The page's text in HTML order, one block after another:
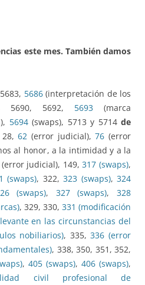
este mes. También damos
5686(interpretación de los
5690, 5692, 5693(marca
5694(swaps), 5713 y 5714de
28,62 (error judicial),76 (error
al honor, a la intimidad y a la
(error judicial), 149,317 (swaps),
(swaps), 322,323 (swaps),324
(swaps), 327 (swaps),328
, 329, 330, 331 (modificación
en las circunstancias del
nobiliarios), 335,336 (error
, 338, 350, 351, 352,
, 405 (swaps), 406 (swaps),
civil profesional de